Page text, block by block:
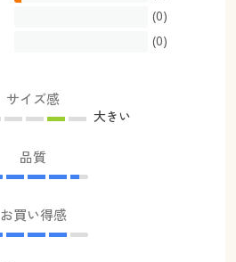
(0)
(0)
サイズ感
大きい
品質
お買い得感